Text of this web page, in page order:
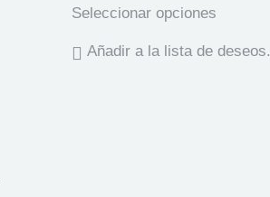
Seleccionar opciones
Añadir a la lista de deseos.